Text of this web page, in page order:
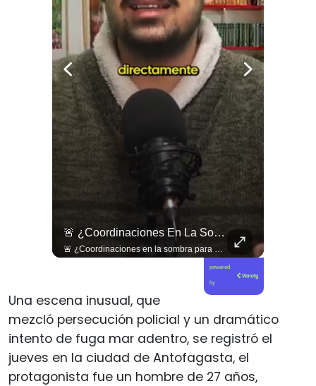
🚨 ¿Coordinaciones En La Sombra Para Blindar Una Candidatura Presidencial?
🚨 ¿Coordinaciones en la sombra para blindar una candidatura presidencial? Nuevos chats salpican a Andrés Chadwick. 🇨🇱⚖️ Mensajes incautados por la Fiscalía revelan que el exministro operó junto a Luis Hermosilla para preparar a testigos clave en la causa por coimas de LAN en 2009. Las conversaciones desmienten la versión de Chadwick sobre haberse enterado del caso por la prensa, exponiendo una estrategia judicial y comunicacional para evitar que el escándalo de información privilegiada y pagos indebidos afectara la carrera de Sebastián Piñera a La Moneda. 📲💣 🎥 Revisa el desglose completo de los chats y los detalles del reportaje en elciudadano.com 🔗 (Link en la biografía). ¿Qué impacto crees que tienen estas revelaciones en la trastienda del poder político? Te leemos en los comentarios. 💬👇🏼
powered
by
Una escena inusual, que
mezcló persecución policial y un dramático
intento de fuga mar adentro, se registró el
jueves en la ciudad de Antofagasta, el
protagonista fue un hombre de 27 años,